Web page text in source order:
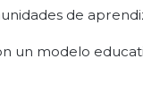
de
un modelo